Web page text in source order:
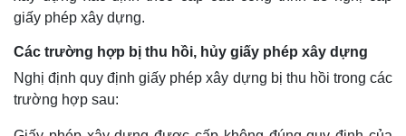
giấy phép xây dựng.
Các trường hợp bị thu hồi, hủy giấy phép xây dựng
Nghị định quy định giấy phép xây dựng bị thu hồi trong các
trường hợp sau: